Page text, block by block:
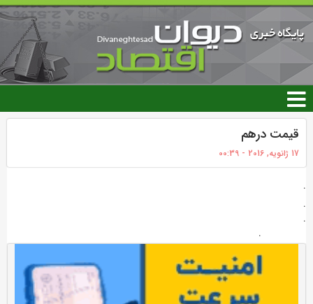
رفتن
محتوای
اصلی
قیمت درهم
17 ژانویه, 2016 - 00:39
.
.
.
.